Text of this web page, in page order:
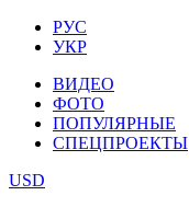
РУС
УКР
ВИДЕО
ФОТО
ПОПУЛЯРНЫЕ
СПЕЦПРОЕКТЫ
USD